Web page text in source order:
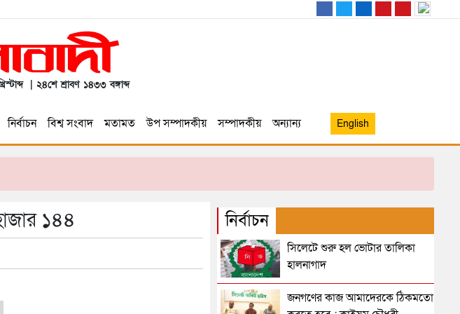
| ২৪শে শ্রাবণ ১৪৩৩ বঙ্গাব্দ
নির্বাচন বিশ্ব সংবাদ মতামত উপ সম্পাদকীয় সম্পাদকীয় অন্যান্য English
১৪৪ নির্বাচন
সিলেটে শুরু হল ভোটার তালিকা
হালনাগাদ
জনগণের কাজ আমাদেরকে ঠিকমতো